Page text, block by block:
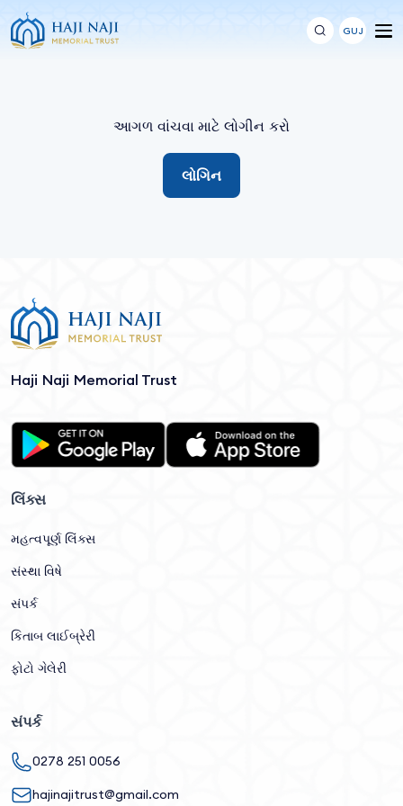
GUJ
આગળ વાંચવા માટે લોગીન કરો
લોગિન
Haji Naji Memorial Trust
લિંક્સ
મહત્વપૂર્ણ લિંક્સ
સંસ્થા વિષે
સંપર્ક
કિતાબ લાઈબ્રેરી
ફોટો ગેલેરી
સંપર્ક
0278 251 0056
hajinajitrust@gmail.com